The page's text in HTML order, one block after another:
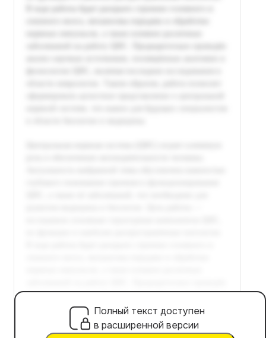
Полный текст доступен
в расширенной версии